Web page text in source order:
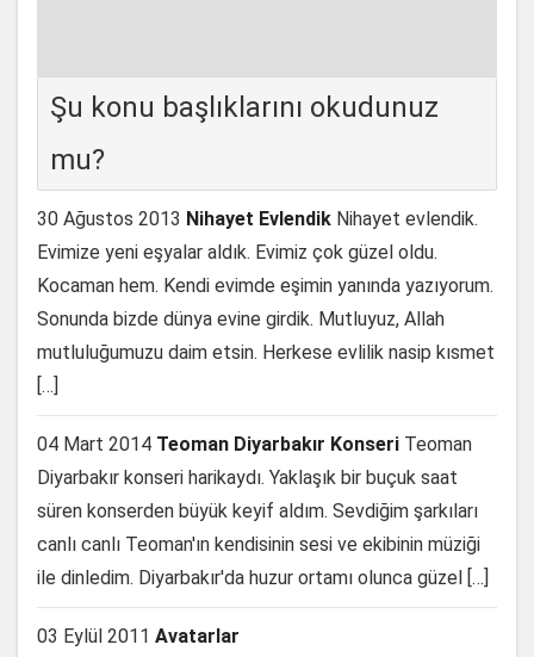
Şu konu başlıklarını okudunuz
mu?
30 Ağustos 2013 Nihayet Evlendik Nihayet evlendik.
Evimize yeni eşyalar aldık. Evimiz çok güzel oldu.
Kocaman hem. Kendi evimde eşimin yanında yazıyorum.
Sonunda bizde dünya evine girdik. Mutluyuz, Allah
mutluluğumuzu daim etsin. Herkese evlilik nasip kısmet
[…]
04 Mart 2014 Teoman Diyarbakır Konseri Teoman
Diyarbakır konseri harikaydı. Yaklaşık bir buçuk saat
süren konserden büyük keyif aldım. Sevdiğim şarkıları
canlı canlı Teoman'ın kendisinin sesi ve ekibinin müziği
ile dinledim. Diyarbakır'da huzur ortamı olunca güzel […]
03 Eylül 2011 Avatarlar